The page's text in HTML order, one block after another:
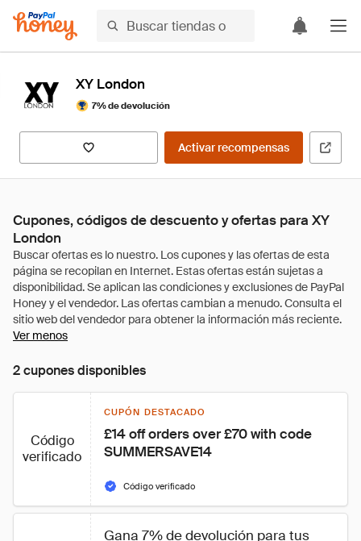
XY London
7% de devolución
Activar recompensas
Cupones, códigos de descuento y ofertas para XY
London
Ver menos
2 cupones disponibles
Código
verificado
CUPÓN DESTACADO
£14 off orders over £70 with code
SUMMERSAVE14
Código verificado
Gana 7% de devolución para tus